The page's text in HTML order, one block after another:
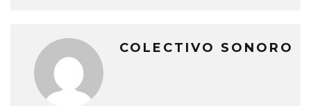
COLECTIVO SONORO